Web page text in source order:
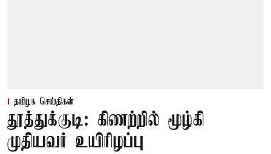
தமிழக செய்திகள்
தூத்துக்குடி: கிணற்றில் மூழ்கி
முதியவர் உயிரிழப்பு